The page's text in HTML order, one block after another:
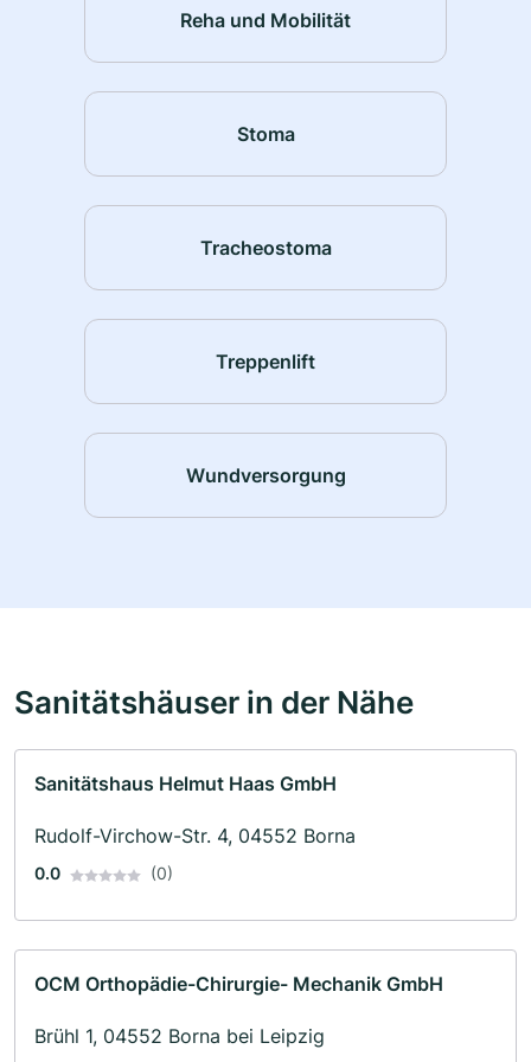
Reha und Mobilität
Stoma
Tracheostoma
Treppenlift
Wundversorgung
Sanitätshäuser in der Nähe
Sanitätshaus Helmut Haas GmbH
Rudolf-Virchow-Str. 4, 04552 Borna
0.0 (0)
OCM Orthopädie-Chirurgie- Mechanik GmbH
Brühl 1, 04552 Borna bei Leipzig